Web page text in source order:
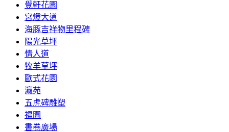
覺軒花園
宮燈大道
海豚吉祥物里程碑
陽光草坪
情人道
牧羊草坪
歐式花園
瀛苑
五虎碑雕塑
福園
書卷廣場